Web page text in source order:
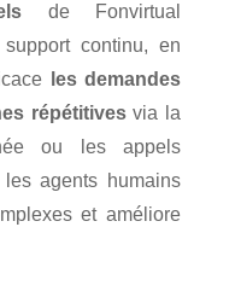
de Fonvirtual
support continu, en
les demandes
répétitivesvia la
ou les appels
agents humains
et améliore